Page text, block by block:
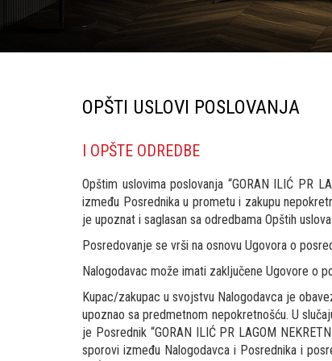
OPŠTI USLOVI POSLOVANJA
I OPŠTE ODREDBE
Opštim uslovima poslovanja “GORAN ILIĆ PR
između Posrednika u prometu i zakupu
je upoznat i saglasan sa odredbama Opštih
Posredovanje se vrši na osnovu Ugovora o
Nalogodavac može imati zaključene Ugovore o
Kupac/zakupac u svojstvu Nalogodavca je
upoznao sa predmetnom nepokretnošću. U
je Posrednik “GORAN ILIĆ PR LAGOM
sporovi između Nalogodavca i Posrednika i